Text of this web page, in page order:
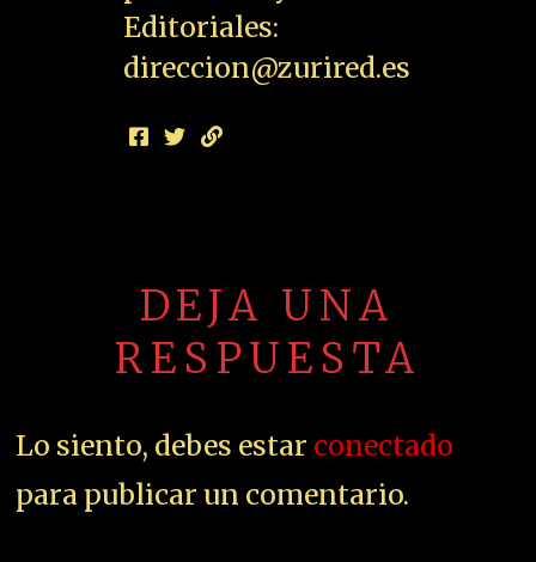
Editoriales:
direccion@zurired.es
DEJA UNA
RESPUESTA
Lo siento, debes estar conectado
para publicar un comentario.